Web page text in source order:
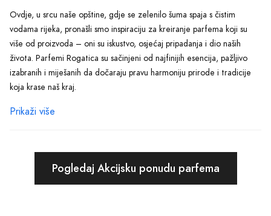
Ovdje, u srcu naše opštine, gdje se zelenilo šuma spaja s čistim
vodama rijeka, pronašli smo inspiraciju za kreiranje parfema koji su
više od proizvoda – oni su iskustvo, osjećaj pripadanja i dio naših
života. Parfemi Rogatica su sačinjeni od najfinijih esencija, pažljivo
izabranih i miješanih da dočaraju pravu harmoniju prirode i tradicije
koja krase naš kraj.
Naše kolekcije parfema inspirisane su pričama naših predaka,
trenutaka. Uz Parfeme Rogatica, svaki dan postaje prilika da ispričate
novu priču, da ostavite trag koji će vas pratiti kroz život.
Prikaži više
Pogledaj Akcijsku ponudu parfema